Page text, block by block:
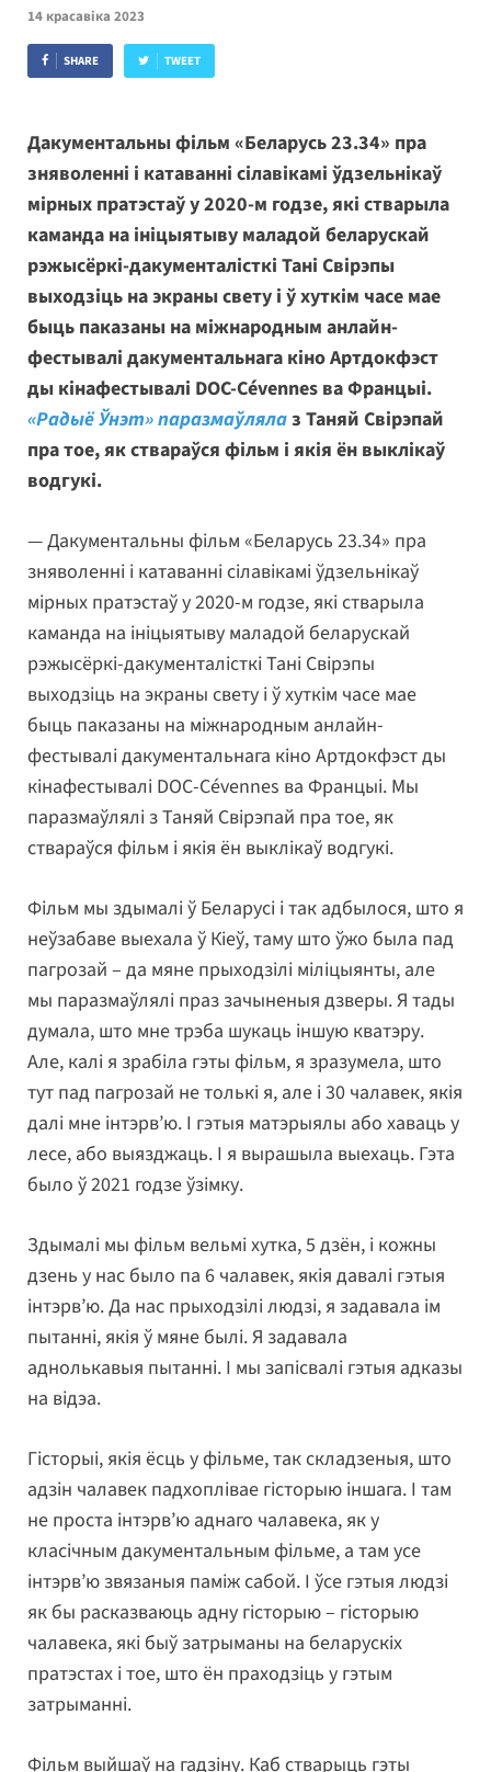
14 красавіка 2023
SHARE TWEET
Дакументальны фільм «Беларусь 23.34» пра
зняволенні і катаванні сілавікамі ўдзельнікаў
мірных пратэстаў у 2020-м годзе, які стварыла
каманда на ініцыятыву маладой беларускай
рэжысёркі-дакументалісткі Тані Свірэпы
выходзіць на экраны свету і ў хуткім часе мае
быць паказаны на міжнародным анлайн-
фестывалі дакументальнага кіно Артдокфэст
ды кінафестывалі DOC-Cévennes ва Францыі.
«Радыё Ўнэт» паразмаўлялаз Таняй Свірэпай
пра тое, як ствараўся фільм і якія ён выклікаў
водгукі.
— Дакументальны фільм «Беларусь 23.34» пра
зняволенні і катаванні сілавікамі ўдзельнікаў
мірных пратэстаў у 2020-м годзе, які стварыла
каманда на ініцыятыву маладой беларускай
рэжысёркі-дакументалісткі Тані Свірэпы
выходзіць на экраны свету і ў хуткім часе мае
быць паказаны на міжнародным анлайн-
фестывалі дакументальнага кіно Артдокфэст ды
кінафестывалі DOC-Cévennes ва Францыі. Мы
паразмаўлялі з Таняй Свірэпай пра тое, як
ствараўся фільм і якія ён выклікаў водгукі.
Фільм мы здымалі ў Беларусі і так адбылося, што я
неўзабаве выехала ў Кіеў, таму што ўжо была пад
пагрозай – да мяне прыходзілі міліцыянты, але
мы паразмаўлялі праз зачыненыя дзверы. Я тады
думала, што мне трэба шукаць іншую кватэру.
Але, калі я зрабіла гэты фільм, я зразумела, што
тут пад пагрозай не толькі я, але і 30 чалавек, якія
далі мне інтэрв’ю. І гэтыя матэрыялы або хаваць у
лесе, або выязджаць. І я вырашыла выехаць. Гэта
было ў 2021 годзе ўзімку.
Здымалі мы фільм вельмі хутка, 5 дзён, і кожны
дзень у нас было па 6 чалавек, якія давалі гэтыя
інтэрв’ю. Да нас прыходзілі людзі, я задавала ім
пытанні, якія ў мяне былі. Я задавала
аднолькавыя пытанні. І мы запісвалі гэтыя адказы
на відэа.
Гісторыі, якія ёсць у фільме, так складзеныя, што
адзін чалавек падхоплівае гісторыю іншага. І там
не проста інтэрв’ю аднаго чалавека, як у
класічным дакументальным фільме, а там усе
інтэрв’ю звязаныя паміж сабой. І ўсе гэтыя людзі
як бы расказваюць адну гісторыю – гісторыю
чалавека, які быў затрыманы на беларускіх
пратэстах і тое, што ён праходзіць у гэтым
затрыманні.
Фільм выйшаў на гадзіну. Каб стварыць гэты